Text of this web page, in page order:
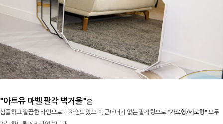
"아트유 마벨 팔각 벽거울"은
심플하고 깔끔한 라인으로 디자인되었으며, 군더더기 없는 팔각형으로"가로형/세로형"모두